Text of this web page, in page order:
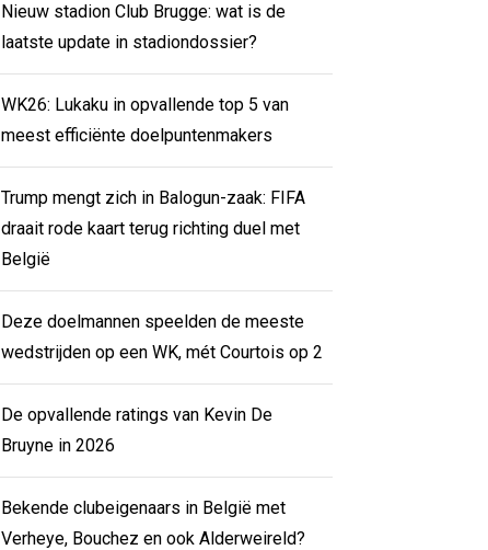
Nieuw stadion Club Brugge: wat is de
laatste update in stadiondossier?
WK26: Lukaku in opvallende top 5 van
meest efficiënte doelpuntenmakers
Trump mengt zich in Balogun-zaak: FIFA
draait rode kaart terug richting duel met
België
Deze doelmannen speelden de meeste
wedstrijden op een WK, mét Courtois op 2
De opvallende ratings van Kevin De
Bruyne in 2026
Bekende clubeigenaars in België met
Verheye, Bouchez en ook Alderweireld?